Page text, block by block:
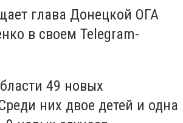
глава Донецкой ОГА
в своем Telegram-
49 новых
них двое детей и одна